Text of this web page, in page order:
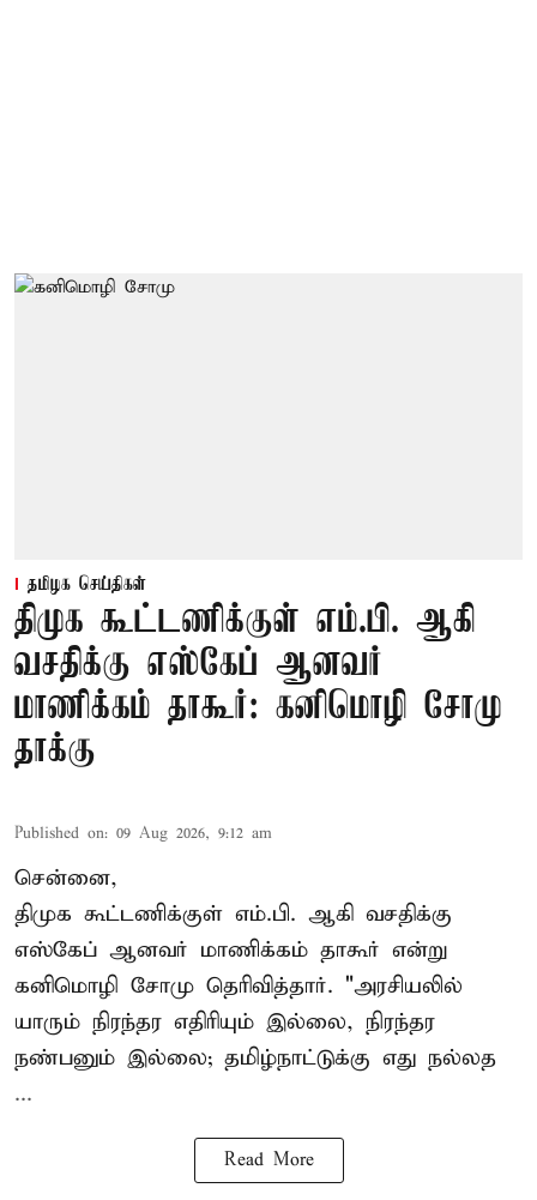
தமிழக செய்திகள்
திமுக கூட்டணிக்குள் எம்.பி. ஆகி
வசதிக்கு எஸ்கேப் ஆனவர்
மாணிக்கம் தாகூர்: கனிமொழி சோமு
தாக்கு
Published on: 09 Aug 2026, 9:12 am
சென்னை,
திமுக கூட்டணிக்குள் எம்.பி. ஆகி வசதிக்கு
எஸ்கேப் ஆனவர் மாணிக்கம் தாகூர் என்று
கனிமொழி சோமு தெரிவித்தார். "அரசியலில்
யாரும் நிரந்தர எதிரியும் இல்லை, நிரந்தர
நண்பனும் இல்லை; தமிழ்நாட்டுக்கு எது நல்லத
...
Read More